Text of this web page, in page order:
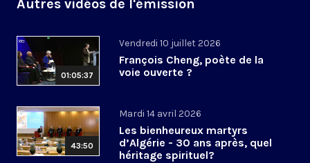
Autres vidéos de l'émission
01:05:37
Vendredi 10 juillet 2026
François Cheng, poète de la
voie ouverte ?
43:50
Mardi 14 avril 2026
Les bienheureux martyrs
d’Algérie - 30 ans après, quel
héritage spirituel?